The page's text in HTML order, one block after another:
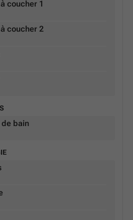
coucher 1
coucher 2
bain